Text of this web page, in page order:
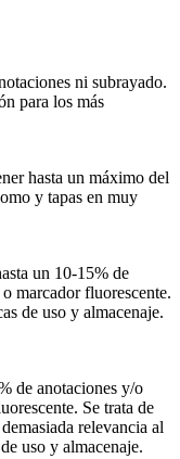
ni subrayado.
para los más
hasta un máximo del
y tapas en muy
un 10-15% de
marcador fluorescente.
de uso y almacenaje.
de anotaciones y/o
Se trata de
relevancia al
uso y almacenaje.